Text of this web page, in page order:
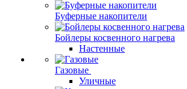
Буферные накопители
Бойлеры косвенного нагрева
Настенные
Газовые
Уличные